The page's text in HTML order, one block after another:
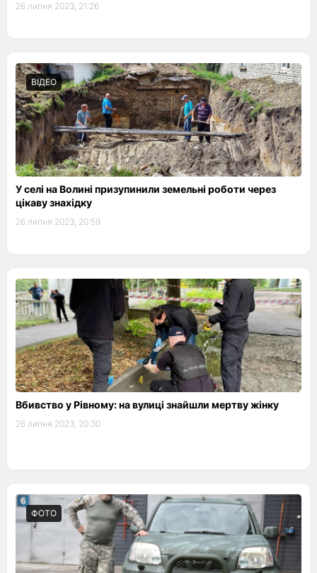
26 липня 2023, 21:26
ВІДЕО
У селі на Волині призупинили земельні роботи через
цікаву знахідку
26 липня 2023, 20:59
Вбивство у Рівному: на вулиці знайшли мертву жінку
26 липня 2023, 20:30
ФОТО